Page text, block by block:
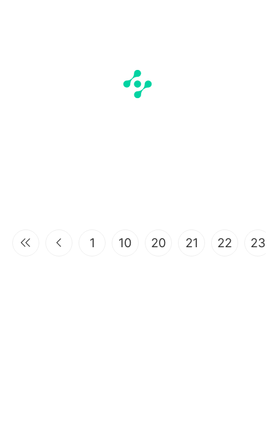
1 10 20 21 22 23